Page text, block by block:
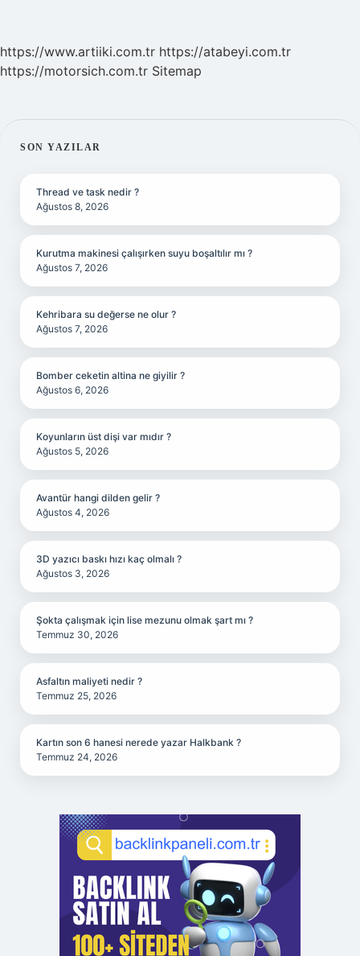
https://www.artiiki.com.tr https://atabeyi.com.tr
https://motorsich.com.tr Sitemap
SIDEBAR
SON YAZILAR
Thread ve task nedir ?
Ağustos 8, 2026
Kurutma makinesi çalışırken suyu boşaltılır mı ?
Ağustos 7, 2026
Kehribara su değerse ne olur ?
Ağustos 7, 2026
Bomber ceketin altina ne giyilir ?
Ağustos 6, 2026
Koyunların üst dişi var mıdır ?
Ağustos 5, 2026
Avantür hangi dilden gelir ?
Ağustos 4, 2026
3D yazıcı baskı hızı kaç olmalı ?
Ağustos 3, 2026
Şokta çalışmak için lise mezunu olmak şart mı ?
Temmuz 30, 2026
Asfaltın maliyeti nedir ?
Temmuz 25, 2026
Kartın son 6 hanesi nerede yazar Halkbank ?
Temmuz 24, 2026